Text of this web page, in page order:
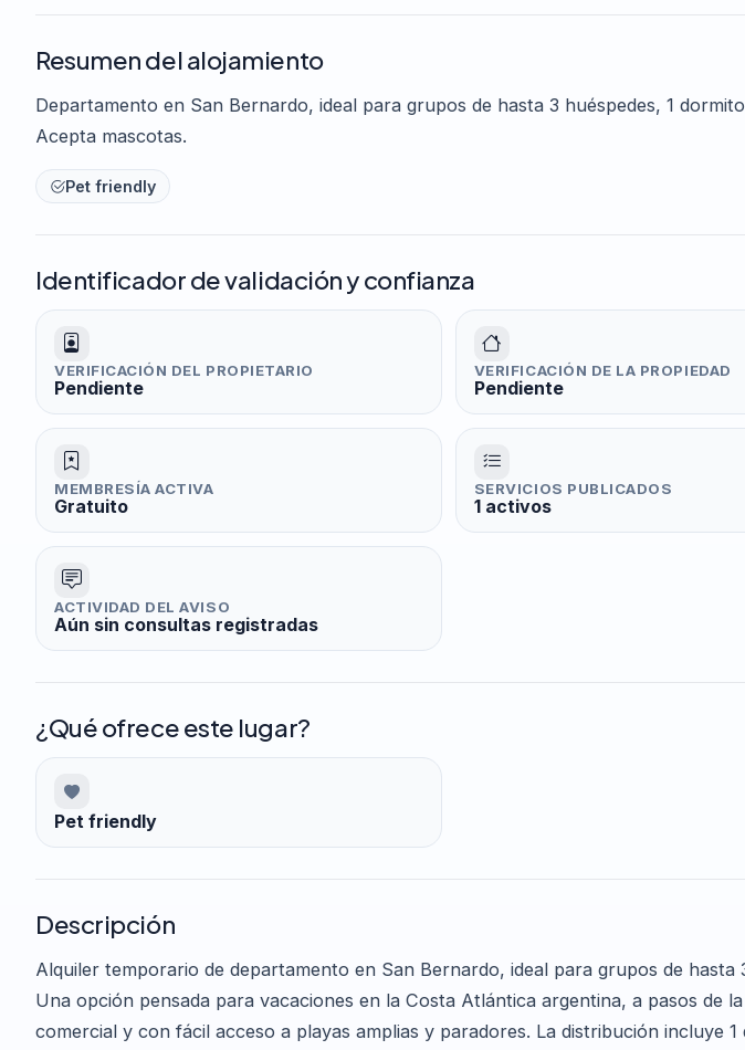
Resumen del alojamiento
Departamento en San Bernardo, ideal para grupos de hasta 3 huéspedes, 1
Acepta mascotas.
Pet friendly
Identificador de validación y confianza
VERIFICACIÓN DEL PROPIETARIO
Pendiente
VERIFICACIÓN DE LA PROPIEDAD
Pendiente
MEMBRESÍA ACTIVA
Gratuito
SERVICIOS PUBLICADOS
1 activos
ACTIVIDAD DEL AVISO
Aún sin consultas registradas
¿Qué ofrece este lugar?
Pet friendly
Descripción
Alquiler temporario de departamento en San Bernardo, ideal para grupos de hasta
Una opción pensada para vacaciones en la Costa Atlántica argentina, a pasos de
comercial y con fácil acceso a playas amplias y paradores. La distribución incluye 1